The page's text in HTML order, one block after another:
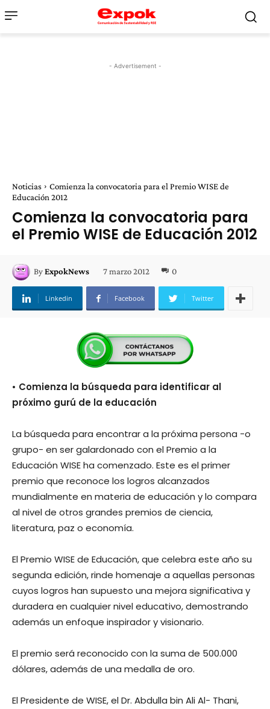
- Advertisement -
Noticias
Comienza la convocatoria para el Premio WISE de
Educación 2012
Comienza la convocatoria para
el Premio WISE de Educación 2012
ByExpokNews 7 marzo 2012 0
Linkedin Facebook Twitter
• Comienza la búsqueda para identificar al
próximo gurú de la educación
La búsqueda para encontrar a la próxima persona -o
grupo- en ser galardonado con el Premio a la
Educación WISE ha comenzado. Este es el primer
premio que reconoce los logros alcanzados
mundialmente en materia de educación y lo compara
al nivel de otros grandes premios de ciencia,
literatura, paz o economía.
El Premio WISE de Educación, que celebra este año su
segunda edición, rinde homenaje a aquellas personas
cuyos logros han supuesto una mejora significativa y
duradera en cualquier nivel educativo, demostrando
además un enfoque inspirador y visionario.
El premio será reconocido con la suma de 500.000
dólares, además de una medalla de oro.
El Presidente de WISE, el Dr. Abdulla bin Ali Al- Thani,